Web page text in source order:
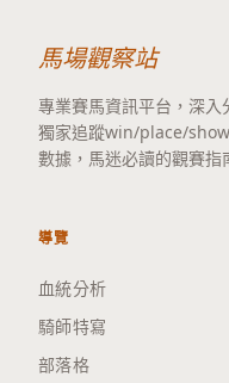
馬場觀察站
專業賽馬資訊平台，深入
獨家追蹤win/place/
數據，馬迷必讀的觀賽指
導覽
血統分析
騎師特寫
部落格